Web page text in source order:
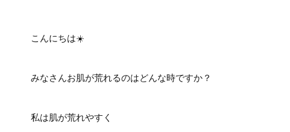
こんにちは☀️
みなさんお肌が荒れるのはどんな時ですか？
私は肌が荒れやすく